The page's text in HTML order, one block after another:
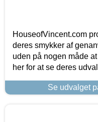
HouseofVincent.com
deres smykker af
uden på nogen måde
her for at se deres
Se udvalget